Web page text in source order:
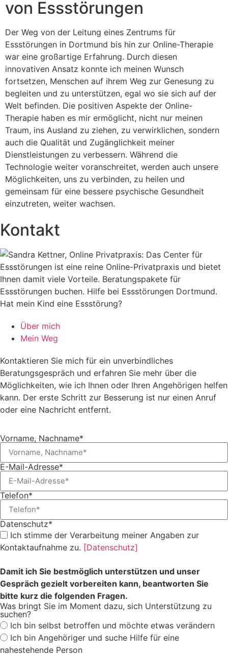
von Essstörungen
Der Weg von der Leitung eines Zentrums für
Essstörungen in Dortmund bis hin zur Online-Therapie
war eine großartige Erfahrung. Durch diesen
innovativen Ansatz konnte ich meinen Wunsch
fortsetzen, Menschen auf ihrem Weg zur Genesung zu
begleiten und zu unterstützen, egal wo sie sich auf der
Welt befinden. Die positiven Aspekte der Online-
Therapie haben es mir ermöglicht, nicht nur meinen
Traum, ins Ausland zu ziehen, zu verwirklichen, sondern
auch die Qualität und Zugänglichkeit meiner
Dienstleistungen zu verbessern. Während die
Technologie weiter voranschreitet, werden auch unsere
Möglichkeiten, uns zu verbinden, zu heilen und
gemeinsam für eine bessere psychische Gesundheit
einzutreten, weiter wachsen.
Kontakt
Über mich
Mein Weg
Kontaktieren Sie mich für ein unverbindliches
Beratungsgespräch und erfahren Sie mehr über die
Möglichkeiten, wie ich Ihnen oder Ihren Angehörigen helfen
kann. Der erste Schritt zur Besserung ist nur einen Anruf
oder eine Nachricht entfernt.
Vorname, Nachname*
E-Mail-Adresse*
Telefon*
Datenschutz*
Ich stimme der Verarbeitung meiner Angaben zur
Kontaktaufnahme zu. [Datenschutz]
Damit ich Sie bestmöglich unterstützen und unser
Gespräch gezielt vorbereiten kann, beantworten Sie
bitte kurz die folgenden Fragen.
Was bringt Sie im Moment dazu, sich Unterstützung zu
suchen?
Ich bin selbst betroffen und möchte etwas verändern
Ich bin Angehöriger und suche Hilfe für eine
nahestehende Person